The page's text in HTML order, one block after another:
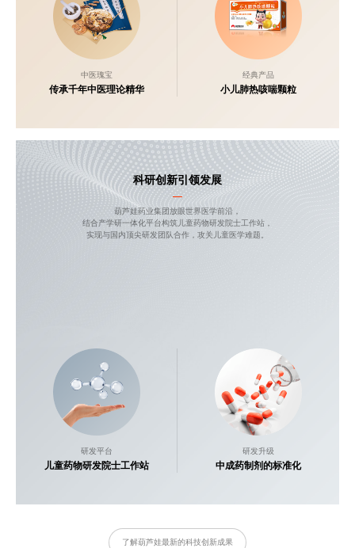
中医瑰宝
传承千年中医理论精华
经典产品
小儿肺热咳喘颗粒
科研创新引领发展
葫芦娃药业集团放眼世界医学前沿，
结合产学研一体化平台构筑儿童药物研发院士工作站，
实现与国内顶尖研发团队合作，攻关儿童医学难题。
研发平台
儿童药物研发院士工作站
研发升级
中成药制剂的标准化
了解葫芦娃最新的科技创新成果